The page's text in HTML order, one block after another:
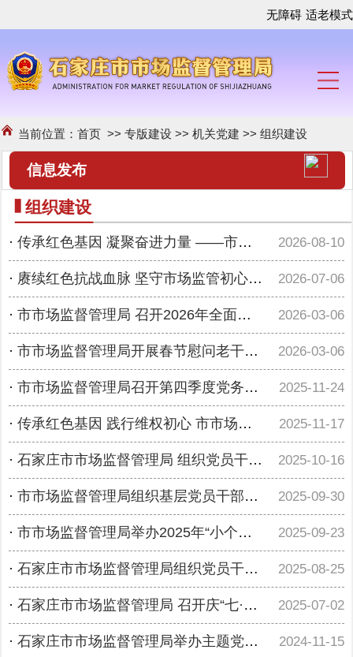
无障碍 适老模式
当前位置：首页 >>专版建设 >>机关党建 >>组织建设
信息发布
组织建设
· 传承红色基因 凝聚奋进力量 ——市市场监督管理局组织开展“我和党旗合个影”主题党日活动 2026-08-10
· 赓续红色抗战血脉 坚守市场监管初心 ——市市场监督管理局机关第二党支部联合信息中心党支部开展庆祝建党105周年红色研学主题党日活动 2026-07-06
· 市市场监督管理局 召开2026年全面从严治党暨政治性警示教育大会 2026-03-06
· 市市场监督管理局开展春节慰问老干部活动 2026-03-06
· 市市场监督管理局召开第四季度党务干部培训暨党建重点工作部署会 2025-11-24
· 传承红色基因 践行维权初心 市市场监督管理局组织基层党员干部赴狼牙山开展主题党日活动 2025-11-17
· 石家庄市市场监督管理局 组织党员干部参观“石家庄经济高质量发展和城市更新”图片展 2025-10-16
· 市市场监督管理局组织基层党员干部赴保定市狼牙山开展主题党日活动 2025-09-30
· 市市场监督管理局举办2025年“小个专网”党建工作培训会 2025-09-23
· 石家庄市市场监督管理局组织党员干部参观“浴血抗战 滹沱壮歌”石家庄抗战历史展 2025-08-25
· 石家庄市市场监督管理局 召开庆“七·一”“两优一先”表彰暨“光荣在党50年”纪念章颁发仪式大会 2025-07-02
· 石家庄市市场监督管理局举办主题党日系列活动 2024-11-15